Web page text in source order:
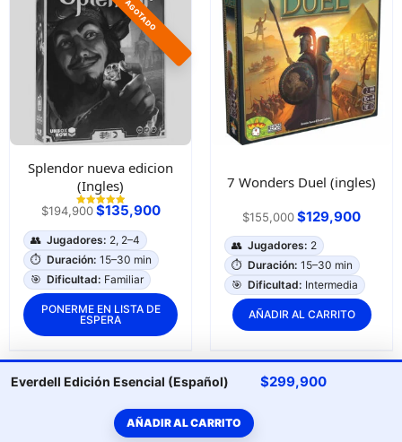
Splendor nueva edicion
(Ingles)
Valorado con
de 5
$194,900 $135,900
👥 Jugadores: 2, 2–4
⏱️ Duración: 15–30 min
🎯 Dificultad: Familiar
PONERME EN LISTA DE
ESPERA
7 Wonders Duel (ingles)
$155,000$129,900
👥 Jugadores: 2
⏱️ Duración: 15–30 min
🎯 Dificultad: Intermedia
AÑADIR AL CARRITO
Everdell Edición Esencial (Español) $299,900
AÑADIR AL CARRITO